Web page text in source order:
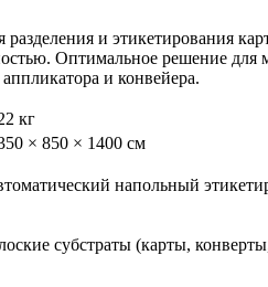
и этикетирования
Оптимальное решение
и конвейера.
кг
× 850 × 1400 см
напольный
субстраты (карты,